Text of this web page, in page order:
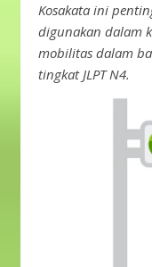
Kosakata ini
digunakan dalam
mobilitas dalam
tingkat JLPT N4.